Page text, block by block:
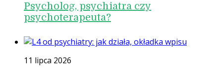
Psycholog, psychiatra czy
psychoterapeuta?
11 lipca 2026